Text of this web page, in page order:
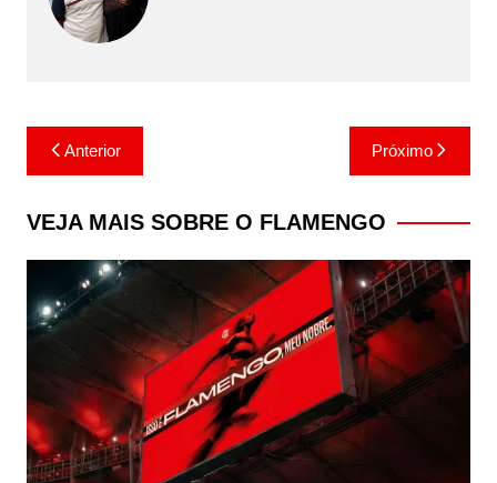
Navegação
de
Post
Anterior Próximo
VEJA MAIS SOBRE O FLAMENGO